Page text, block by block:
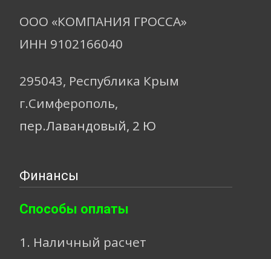
ООО «КОМПАНИЯ ГРОССА»
ИНН 9102166040
295043, Республика Крым
г.Симферополь,
пер.Лавандовый, 2 Ю
Финансы
Способы оплаты
1. Наличный расчет